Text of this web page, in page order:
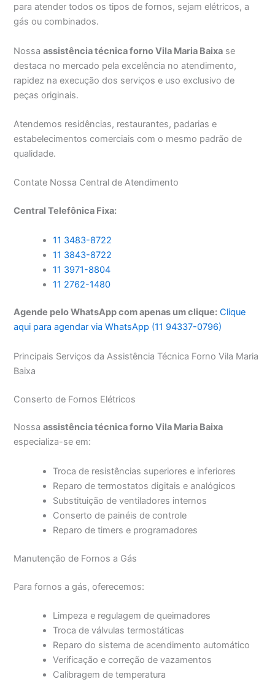
para atender todos os tipos de fornos, sejam elétricos, a
gás ou combinados.
Nossaassistência técnica forno Vila Maria Baixa se
destaca no mercado pela excelência no atendimento,
rapidez na execução dos serviços e uso exclusivo de
peças originais.
Atendemos residências, restaurantes, padarias e
estabelecimentos comerciais com o mesmo padrão de
qualidade.
Contate Nossa Central de Atendimento
Central Telefônica Fixa:
11 3483-8722
11 3843-8722
11 3971-8804
11 2762-1480
Agende pelo WhatsApp com apenas um clique: Clique
aqui para agendar via WhatsApp (11 94337-0796)
Principais Serviços da Assistência Técnica Forno Vila Maria
Baixa
Conserto de Fornos Elétricos
Nossaassistência técnica forno Vila Maria Baixa
especializa-se em:
Troca de resistências superiores e inferiores
Reparo de termostatos digitais e analógicos
Substituição de ventiladores internos
Conserto de painéis de controle
Reparo de timers e programadores
Manutenção de Fornos a Gás
Para fornos a gás, oferecemos:
Limpeza e regulagem de queimadores
Troca de válvulas termostáticas
Reparo do sistema de acendimento automático
Verificação e correção de vazamentos
Calibragem de temperatura